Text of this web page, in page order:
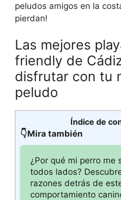
peludos amigos en la
pierdan!
Las mejores
friendly de
disfrutar con tu
peludo
Índice de
👇Mira también
¿Por qué mi perro me
todos lados?
razones detrás de
comportamiento